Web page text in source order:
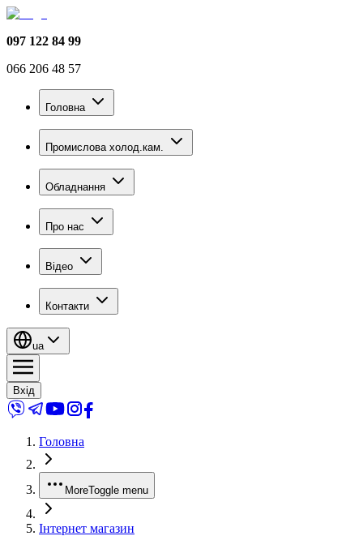
097 122 84 99
066 206 48 57
Головна
Промислова холод.кам.
Обладнання
Про нас
Відео
Контакти
ua
Вхід
Головна
MoreToggle menu
Інтернет магазин